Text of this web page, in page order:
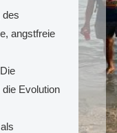
des
angstfreie
Die
Evolution